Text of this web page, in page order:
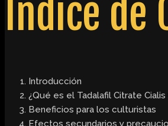
Índice de
Introducción
¿Qué es el Tadalafil Citrate Cialis
Beneficios para los culturistas
Efectos secundarios y